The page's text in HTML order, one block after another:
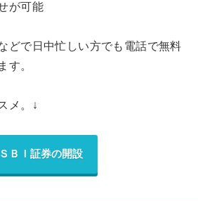
が可能
どで日中忙しい方でも電話で無料
す。
メ。↓
ＳＢＩ証券の開設